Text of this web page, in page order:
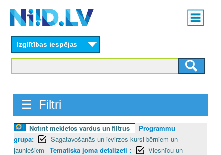
content
Main
menu
Izglītības iespējas
☰ Filtri
Notīrīt meklētos vārdus un filtrus
Programmu
grupa:
Sagatavošanās un ievirzes kursi bērniem un
jauniešiem
Tematiskā joma detalizēti :
Viesnīcu un